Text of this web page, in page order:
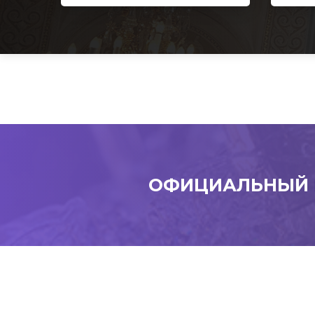
ОФИЦИАЛЬНЫЙ